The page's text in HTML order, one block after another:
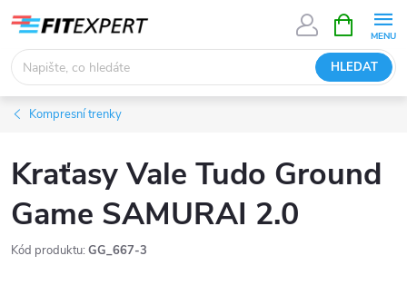
obsah
HLEDAT
NÁKUPNÍ
KOŠÍK
Kompresní trenky
Kraťasy Vale Tudo Ground
Game SAMURAI 2.0
Kód produktu: GG_667-3